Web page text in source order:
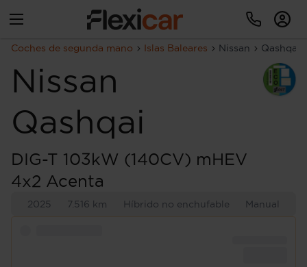
Coches de segunda mano Islas Baleares Nissan Qashqai
Nissan
Qashqai
DIG-T 103kW (140CV) mHEV
4x2 Acenta
2025 7.516 km Híbrido no enchufable Manual